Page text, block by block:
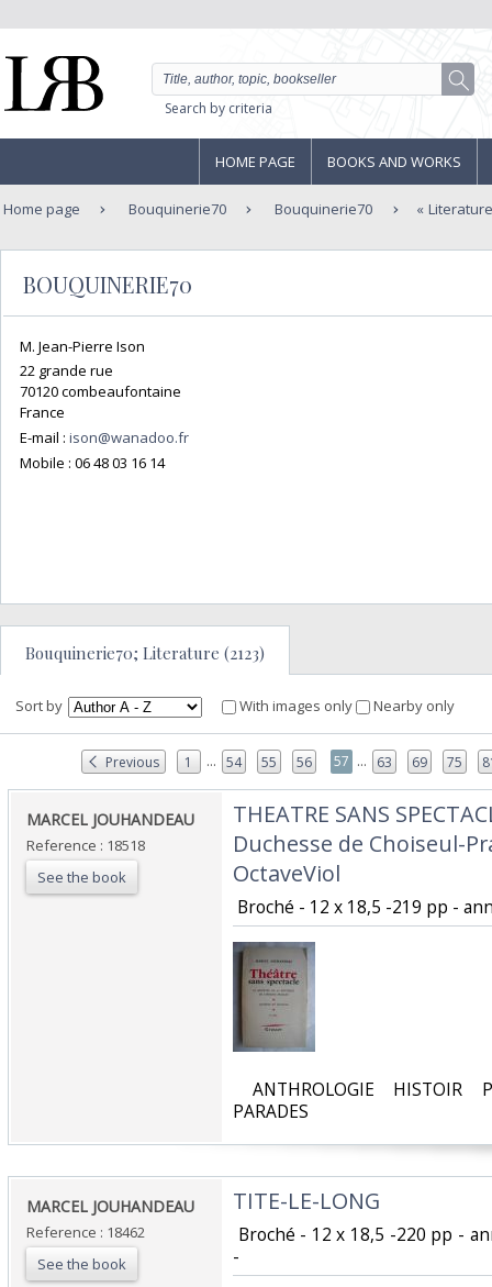
Search by criteria
HOME PAGE BOOKS AND WORKS
Home page Bouquinerie70 Bouquinerie70
BOUQUINERIE70
M. Jean-Pierre Ison
22 grande rue
70120 combeaufontaine
France
E-mail : ison@wanadoo.fr
Mobile : 06 48 03 16 14
Bouquinerie70; Literature (2123)
Sort by With images only Nearby only
Previous 1 ... 54 55 56 57 ... 63 69 75
‎MARCEL JOUHANDEAU‎
Reference : 18518
See the book
‎THEATRE SANS
Duchesse de Choiseul-
OctaveViol‎
Broché - 12 x 18,5 -219 pp -
ANTHROLOGIE HISTOIR
PARADES‎
‎MARCEL JOUHANDEAU‎
Reference : 18462
See the book
‎TITE-LE-LONG‎
Broché - 12 x 18,5 -220 pp -
- ‎